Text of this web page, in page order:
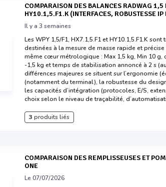
COMPARAISON DES BALANCES RADWAG 1,5 KG : WPY 1,5/F1 VS HX7.1,5.F1 VS
HY10.1,5.F1.K (INTERFACES, ROBUSTESSE IP
Il y a 3 semaines
Les WPY 1,5/F1, HX7.1,5.F1 et HY10.1,5.F1.K
destinées à la mesure de masse rapide et
même cœur métrologique : Max 1,5 kg, Min 10 g,
-1,5 kg et temps de stabilisation annoncé à 2 s
différences majeures se situent sur l’ergonomie
(notamment du terminal), la robustesse du
les capacités d’intégration (protocoles, E/S,
choix selon le niveau de traçabilité,
3 produits liés
COMPARAISON DES REMPLISSEUSES ET POMPES DE CDA : K-NET, K-NET AUTO ET K-
ONE
Le 07/07/2026